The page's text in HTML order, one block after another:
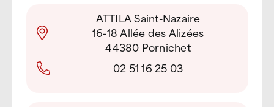
ATTILA Saint-Nazaire
16-18 Allée des Alizées
44380 Pornichet
02 51 16 25 03